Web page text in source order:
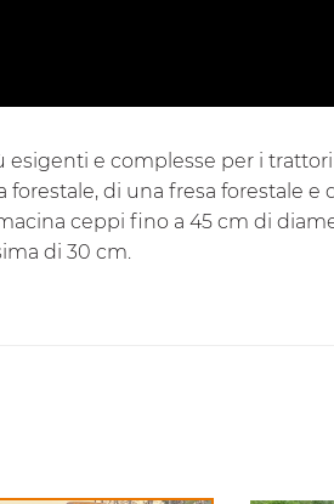
e complesse per i trattori
di una fresa forestale e
ceppi fino a 45 cm di
di 30 cm.